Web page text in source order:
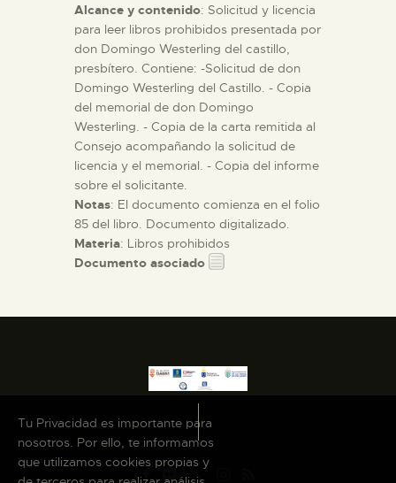
Alcance y contenido: Solicitud y licencia
para leer libros prohibidos presentada por
don Domingo Westerling del castillo,
presbítero. Contiene: -Solicitud de don
Domingo Westerling del Castillo. - Copia
del memorial de don Domingo
Westerling. - Copia de la carta remitida al
Consejo acompañando la solicitud de
licencia y el memorial. - Copia del informe
sobre el solicitante.
Notas: El documento comienza en el folio
85 del libro. Documento digitalizado.
Materia: Libros prohibidos
Documento asociado
Tu Privacidad es importante para
nosotros. Por ello, te informamos
que utilizamos cookies propias y